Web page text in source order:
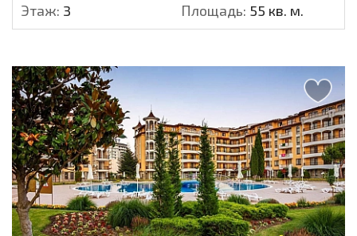
Этаж: 3 Площадь: 55 кв. м.